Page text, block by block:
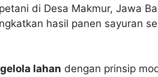
di Desa Makmur, Jawa
hasil panen sayuran
lahan dengan prinsip